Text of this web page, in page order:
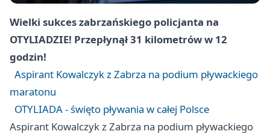
Wielki sukces zabrzańskiego policjanta na
OTYLIADZIE! Przepłynął 31 kilometrów w 12
godzin!
Aspirant Kowalczyk z Zabrza na podium pływackiego
maratonu
OTYLIADA - święto pływania w całej Polsce
Aspirant Kowalczyk z Zabrza na podium pływackiego